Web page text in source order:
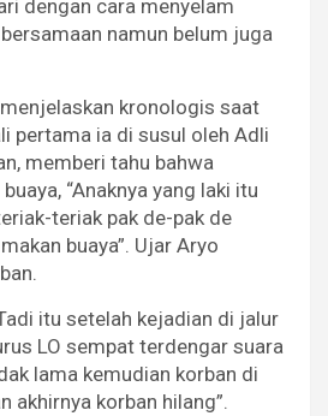
dengan cara menyelam
namun belum juga
kronologis saat
pertama ia di susul oleh Adli
memberi tahu bahwa
“Anaknya yang laki itu
teriak pak de-pak de
buaya”. Ujar Aryo
itu setelah kejadian di jalur
LO sempat terdengar suara
lama kemudian korban di
akhirnya korban hilang”.